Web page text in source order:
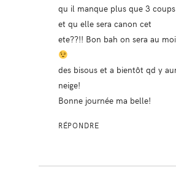
qu il manque plus que 3
et qu elle sera canon cet
ete??!! Bon bah on sera au
des bisous et a bientôt qd y
neige!
Bonne journée ma belle!
RÉPONDRE